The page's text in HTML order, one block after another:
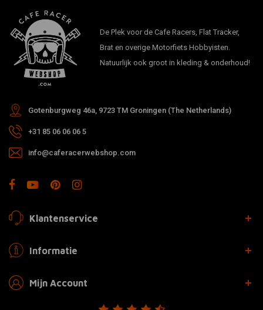
De Plek voor de Cafe Racers, Flat Tracker,
Brat en overige Motorfiets Hobbyisten.
Natuurlijk ook groot in kleding & onderhoud!
Gotenburgweg 46a, 9723 TM Groningen (The Netherlands)
+31 85 06 06 06 5
info@caferacerwebshop.com
Klantenservice
Informatie
Mijn Account